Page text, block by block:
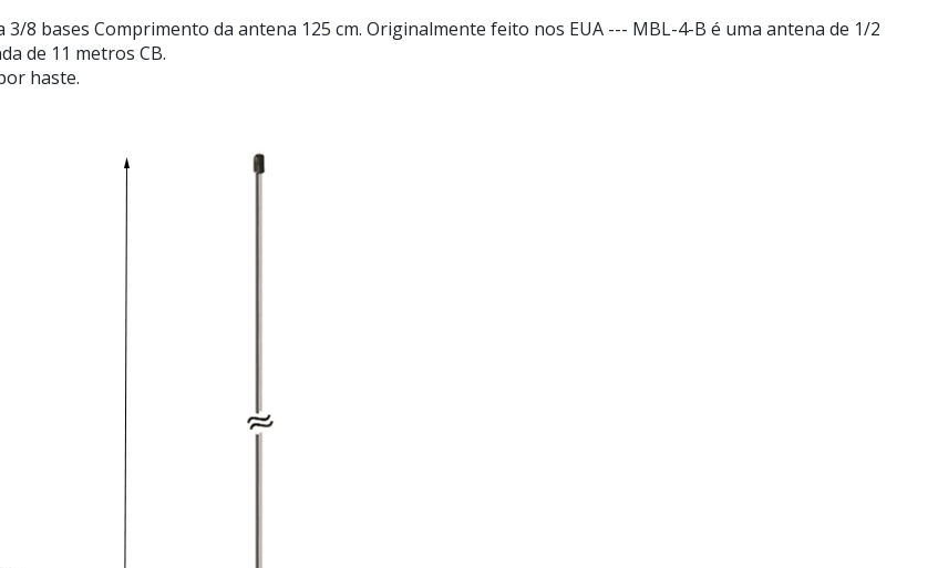
8 bases Comprimento da antena 125 cm. Originalmente feito nos EUA --- MBL-4-B é uma antena de 1/2
de 11 metros CB.
haste.